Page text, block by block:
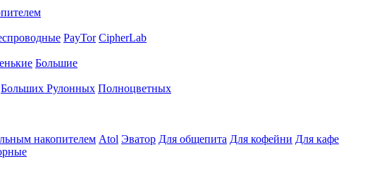
PayTor CipherLab
Большие
Больших Рулонных Полноцветных
накопителем Atol Эватор Для общепита Для кофейни Для кафе